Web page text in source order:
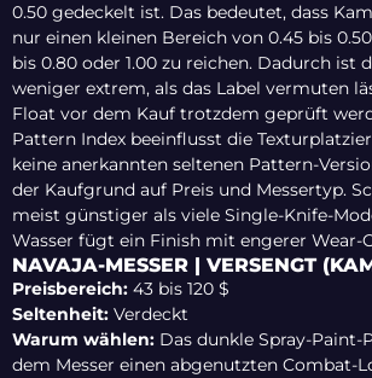
0.50 gedeckelt ist. Das bedeutet, dass
nur einen kleinen Bereich von 0.45 bis
bis 0.80 oder 1.00 zu reichen. Dadurch ist
weniger extrem, als das Label vermuten
Float vor dem Kauf trotzdem geprüft
Pattern Index beeinflusst die
keine anerkannten seltenen Pattern-
der Kaufgrund auf Preis und Messertyp.
meist günstiger als viele Single-Knife-
Wasser fügt ein Finish mit engerer Wear-
NAVAJA-MESSER | VERSENGT
Preisbereich: 43 bis 120 $
Seltenheit: Verdeckt
Warum wählen: Das dunkle Spray-
dem Messer einen abgenutzten Combat-